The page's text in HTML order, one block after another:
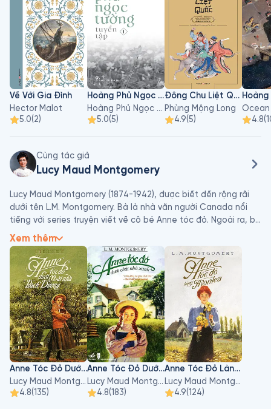
Về Với Gia Đình
Hector Malot
5.0(2)
Hoàng Phủ Ngọc Tường - Tập 1
Hoàng Phủ Ngọc Tường
5.0(5)
Đông Chu Liệt Quốc - Tập 3
Phùng Mộng Long
4.9(5)
Ocean
4.8(
Cùng tác giả
Lucy Maud Montgomery
Lucy Maud Montgomery (1874-1942), được biết đến rộng rãi
dưới tên L.M. Montgomery. Bà là nhà văn người Canada nổi
tiếng với series truyện viết về cô bé Anne tóc đỏ. Ngoài ra, bà
còn viết 20 cuốn tiểu thuyết và khoảng 500 truyện ngắn, thơ.
Lucy Maud Montgomery sinh ra tại Đảo Hoàng Tử Edward,
Canada - chính là bối cảnh trong truyện về Anne tóc đỏ. Mẹ
mất vì bệnh lao khi Montgomery chưa được 2 tuổi, sau đó, bà
được gửi cho ông bà ngoại chăm sóc. Vì tuổi thơ khá đơn
độc, bà tưởng tượng ra một thế giới xung quanh mình để vơi
đi nỗi buồn. Và từ đó trí tưởng tượng phong phú của bà được
phát triển. Năm 1890, Lucy Maud Montgomery viết bài đầu
tiên cho một tờ báo địa phương ở Charlottetown. Năm 1895
và 1896, bà theo học khoa văn tại trường đại học Dalhousie.
Sau khi rời trường, bà đã từng có thời gian làm giáo viên dù
không thực sự thích nghề dạy học. Từ năm 1897, bà bắt đầu
sáng tác truyện ngắn cho nhiều tờ báo và tạp chí. Cho đến
Xem thêm
Anne Tóc Đỏ Dưới Mái Nhà Bạch Dương
Lucy Maud Montgomery
4.8(135)
Anne Tóc Đỏ Dưới Chái Nhà Xanh
Lucy Maud Montgomery
4.8(183)
Anne Tóc Đỏ Làng Avonlea
Lucy Maud Montgomery
4.9(124)